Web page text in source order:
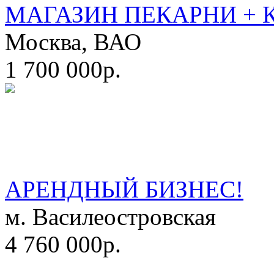
МАГАЗИН ПЕКАРНИ +
Москва, ВАО
1 700 000р.
АРЕНДНЫЙ БИЗНЕС!
м. Василеостровская
4 760 000р.